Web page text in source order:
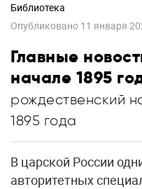
Библиотека
Опубликовано 11 января
Главные
начале 1895
рождественский
1895 года
В царской России
авторитетных